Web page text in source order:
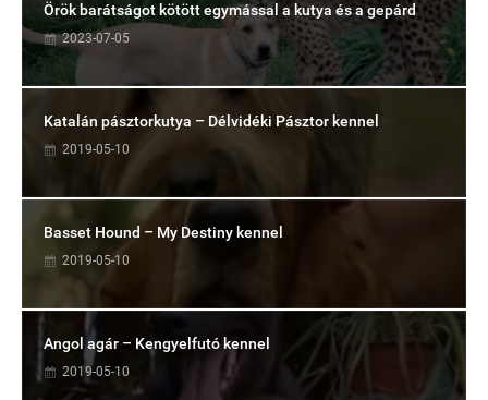
Örök barátságot kötött egymással a kutya és a gepárd
2023-07-05
Katalán pásztorkutya – Délvidéki Pásztor kennel
2019-05-10
Basset Hound – My Destiny kennel
2019-05-10
Angol agár – Kengyelfutó kennel
2019-05-10